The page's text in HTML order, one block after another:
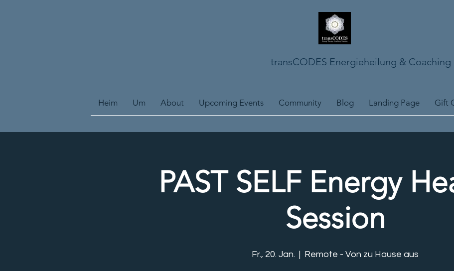
transCODES Energieheilung & Coaching
Heim Um About Upcoming Events Community Blog Landing Page Gift
PAST SELF Energy
Session
Fr., 20. Jan.
  |
Remote - Von zu Hause aus